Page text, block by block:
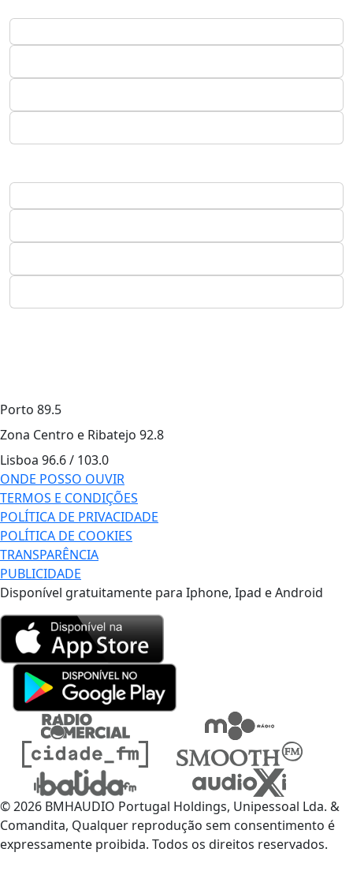
Porto 89.5
Zona Centro e Ribatejo 92.8
Lisboa 96.6 / 103.0
ONDE POSSO OUVIR
TERMOS E CONDIÇÕES
POLÍTICA DE PRIVACIDADE
POLÍTICA DE COOKIES
TRANSPARÊNCIA
PUBLICIDADE
Disponível gratuitamente para Iphone, Ipad e Android
© 2026 BMHAUDIO Portugal Holdings, Unipessoal Lda. &
Comandita, Qualquer reprodução sem consentimento é
expressamente proibida. Todos os direitos reservados.